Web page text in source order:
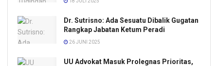
Dr. Sutrisno: Ada Sesuatu Dibalik Gugatan
Rangkap Jabatan Ketum Peradi
26 JUNI 2025
UU Advokat Masuk Prolegnas Prioritas,